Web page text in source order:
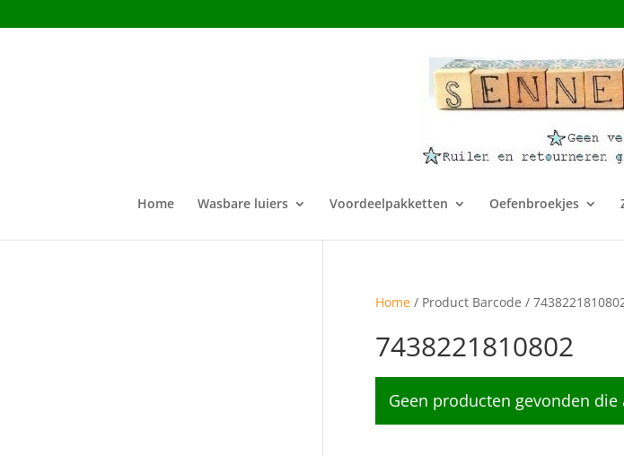
Home Wasbare luiers Voordeelpakketten Oefenbroekjes
Home/ Product Barcode /
7438221810802
Geen producten gevonden